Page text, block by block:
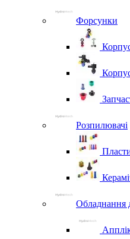
Форсунки
Розпилювачі
Обладнання